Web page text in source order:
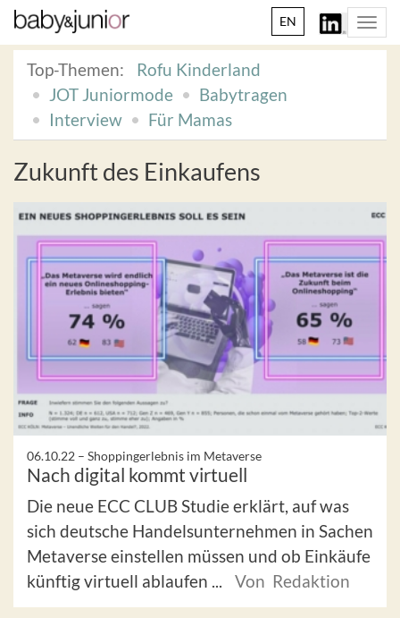
EN
Top-Themen:
Rofu Kinderland
JOT Juniormode
Babytragen
Interview
Für Mamas
Zukunft des Einkaufens
06.10.22 – Shoppingerlebnis im Metaverse
Nach digital kommt virtuell
Die neue ECC CLUB Studie erklärt, auf was
sich deutsche Handelsunternehmen in Sachen
Metaverse einstellen müssen und ob Einkäufe
künftig virtuell ablaufen ...
Von Redaktion